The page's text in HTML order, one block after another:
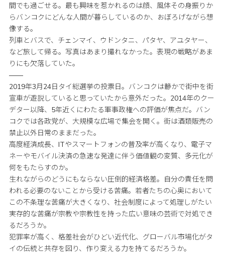
間でも過ごせる。最も興味を惹かれるのは顔、風体その身振りか
らバンコクにどんな人間が暮らしているのか、おぼろげながら想
像する。
列車とバスで、チェンマイ、ウドンタニ、パタヤ、アユタヤー、
など旅して帰る。写真はあまり撮れなかった。表現の戦略があま
りにも欠落していた。
——
2019年3月24日タイ総選挙の投票日。バンコクは静かで街中を街
宣車が遊説していると思っていたから意外だった。2014年のクー
デター以降、5年近くにわたる軍事政権への評価が焦点だ。バン
コクでは各政党が、大規模な広場で集会を開く。街は酒類販売の
禁止以外日常のままだった。
高度経済成長、ITやスマートフォンの普及率が高くなり、電子マ
ネーやモバイル決済の急速な発達に伴う価値観の変質、多元化が
何をもたらすのか。
生れながらのどうにもならない圧倒的経済格差。自分の責任を問
われる必要のないことから受ける苦痛。若者たちの心奥において
この不条理な苦痛が大きくなり、社会制度によって処理しがたい
実存的な苦痛が宗教や宗教性を持った広い意味の芸術で対処でき
るだろうか。
犯罪率が高く、格差社会がひどい近代化、グローバル市場化がタ
イの伝統と共存を図り、作り変える力を持てるだろうか。